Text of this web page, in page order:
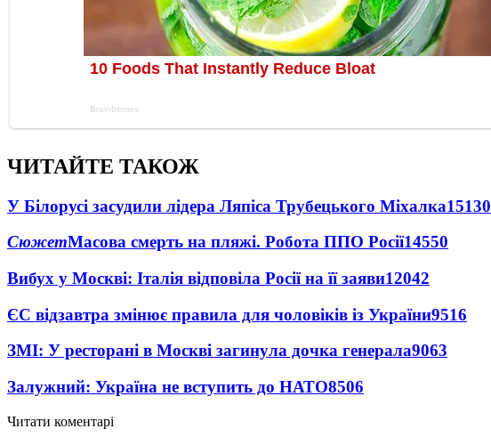
ЧИТАЙТЕ ТАКОЖ
У Білорусі засудили лідера Ляпіса Трубецького Міхалка15130
СюжетМасова смерть на пляжі. Робота ППО Росії14550
Вибух у Москві: Італія відповіла Росії на її заяви12042
ЄС відзавтра змінює правила для чоловіків із України9516
ЗМІ: У ресторані в Москві загинула дочка генерала9063
Залужний: Україна не вступить до НАТО8506
Читати коментарі